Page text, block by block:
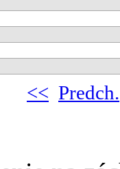
<< Predch.